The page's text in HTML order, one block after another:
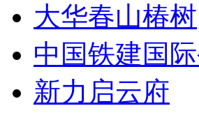
大华春山椿树
中国铁建国
新力启云府